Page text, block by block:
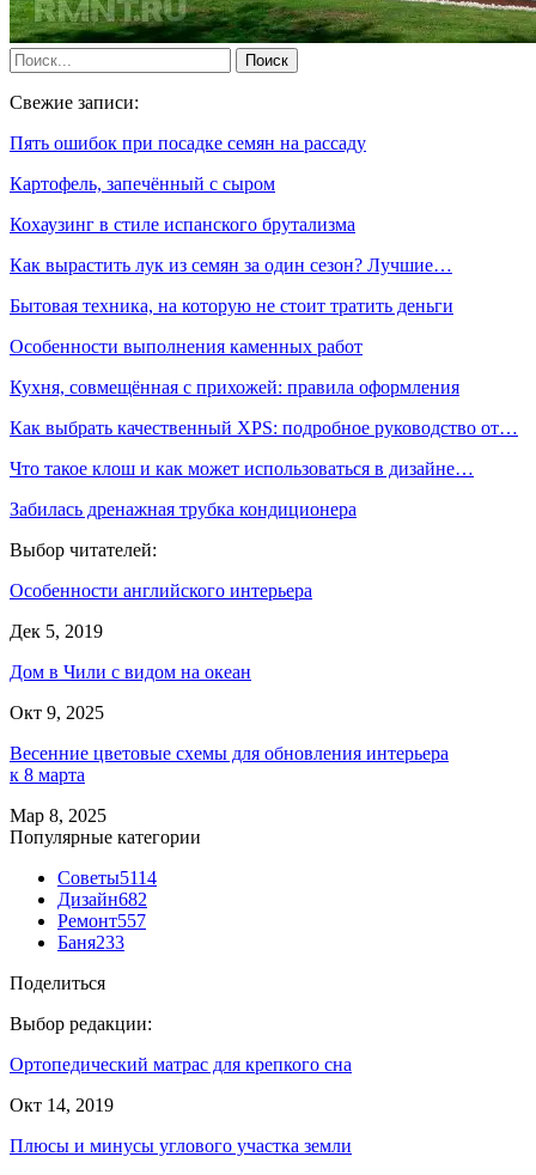
Свежие записи:
Пять ошибок при посадке семян на рассаду
Картофель, запечённый с сыром
Кохаузинг в стиле испанского брутализма
Как вырастить лук из семян за один сезон? Лучшие…
Бытовая техника, на которую не стоит тратить деньги
Особенности выполнения каменных работ
Кухня, совмещённая с прихожей: правила оформления
Как выбрать качественный XPS: подробное руководство от…
Что такое клош и как может использоваться в дизайне…
Забилась дренажная трубка кондиционера
Выбор читателей:
Особенности английского интерьера
Дек 5, 2019
Дом в Чили с видом на океан
Окт 9, 2025
Весенние цветовые схемы для обновления интерьера
к 8 марта
Мар 8, 2025
Популярные категории
Советы5114
Дизайн682
Ремонт557
Баня233
Поделиться
Выбор редакции:
Ортопедический матрас для крепкого сна
Окт 14, 2019
Плюсы и минусы углового участка земли